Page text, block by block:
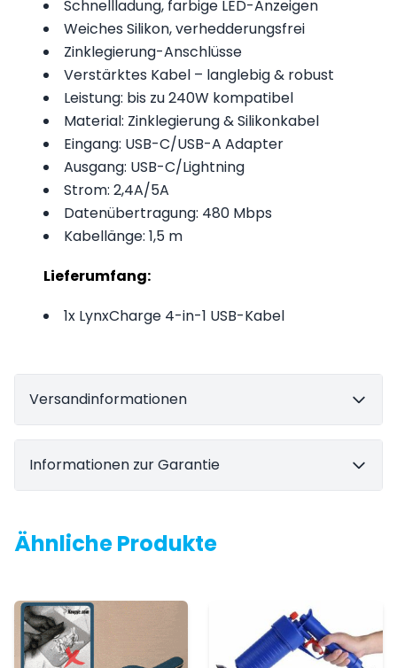
Schnellladung, farbige LED-Anzeigen
Weiches Silikon, verhedderungsfrei
Zinklegierung-Anschlüsse
Verstärktes Kabel – langlebig & robust
Leistung: bis zu 240W kompatibel
Material: Zinklegierung & Silikonkabel
Eingang: USB-C/USB-A Adapter
Ausgang: USB-C/Lightning
Strom: 2,4A/5A
Datenübertragung: 480 Mbps
Kabellänge: 1,5 m
Lieferumfang:
1x LynxCharge 4-in-1 USB-Kabel
Versandinformationen
Informationen zur Garantie
Ähnliche Produkte